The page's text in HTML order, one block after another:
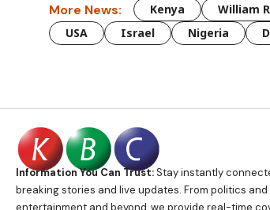
More News: Kenya William
USA
Israel Nigeria
Information You Can Trust:Stay instantly
breaking stories and live updates. From politics